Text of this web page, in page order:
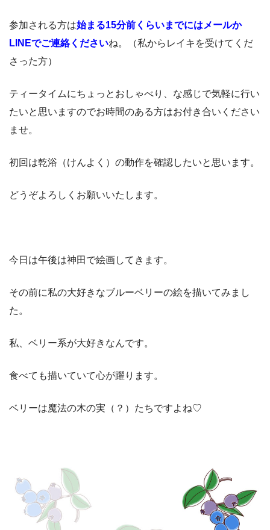
参加される方は始まる15分前くらいまでにはメールか
LINEでご連絡くださいね。（私からレイキを受けてくだ
さった方）
ティータイムにちょっとおしゃべり、な感じで気軽に行い
たいと思いますのでお時間のある方はお付き合いください
ませ。
初回は乾浴（けんよく）の動作を確認したいと思います。
どうぞよろしくお願いいたします。
今日は午後は神田で絵画してきます。
その前に私の大好きなブルーベリーの絵を描いてみまし
た。
私、ベリー系が大好きなんです。
食べても描いていて心が躍ります。
ベリーは魔法の木の実（？）たちですよね♡